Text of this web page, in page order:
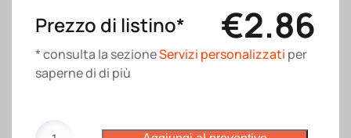
Prezzo di listino* €2.86
* consulta la sezioneServizi personalizzati per
saperne di di più